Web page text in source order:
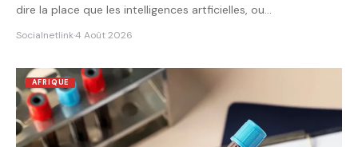
dire la place que les intelligences artficielles, ou…
Socialnetlink·4 Août 2026
AFRIQUE